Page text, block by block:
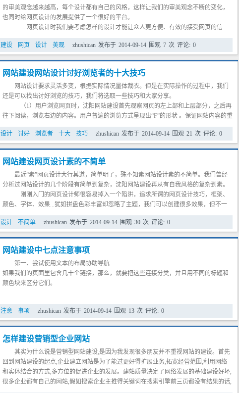
提高用户体验的最佳方案了。
的审美观念越来越高，每个设计都有自己的风格，这样让我们的审美观念不断的变化，
也同时给网页设计的发展提供了一个很好的平台。
网页设计时我们要考虑怎样的设计才能让众人更方便、有效的接受网页的信
息，这也是我们网站建设的目的，我相信大家都非常的认同这一点，这方面的话，我们
就需要在美观入手，沈阳网站建设我们可以制作出清晰整体完美的页面。在人们浏览时
感觉心情愉快，这样接受的效果就比较好。网页设计的审美需求是对平面视觉传达设计
美学的一种继承和延伸，两者的表现形式和目的都有一定的相似性，把传统平面设计中
美的形式规律同现代的网页设计的具体问题相结合，运用一些平面设计中美的基本形式
到网页中，增加网页设计的美感。
建设 网页 设计 美观 zhushican 发布于 2014-09-14 围观 7 次 评论: 0
网站建设网站设计讨好浏览者的十大技巧
网站设计要求灵活多变，根据实际情况量体裁衣。但是在实际操作的过程中，我们
还是可以找出讨好浏览的技巧，我们将选取一些技巧和大家分享。
（1）用户浏览网页时，沈阳网站建设首先观察网页的左上部和上层部分，之后再
往下阅读，浏览右边的内容。用户普遍的浏览方式呈现出“F”的形状 。保证网站内容的重
要要素集中于这些关键区域，以此确保读者的参与。在此放置头条，副题，热点以及重
要文章，这样可以吸引到读者进行阅读。
（2）用数词来代替数字。如果使用数词取代数字的罗列，读者会发现在你的网站
可以很容易地发现真实的资料。要知道，你是写给那些将第一次浏览你的网站的读者，
所以，让他们容易发现他们所需的信息，让他们感兴趣。
设计 讨好 浏览者 十大 技巧 zhushican 发布于 2014-09-14 围观 21 次 评论: 0
网站建设网页设计素的不简单
最近“素”网页设计大行其道，简单明了，殊不知素网站设计素的不简单。我们曾经
分析过网站设计的几个阶段有简单到复杂，沈阳网站建设再从有自我风格的复杂到素。
刚刚入门的网页设计师很容易掉入一个陷阱，追求所谓的网页设计技巧，框架、
颜色、字体、效果...犹如拼盘色彩丰富却忽略了主题，我们可以创建很多效果，但不一
定适合我们所要表达的主题。真正的网页设计高手，可以让网站素出一番境界，听说过
“KISS”法则吗？ “Keep It Simple Silly.”适用于所有的站点。素并不意味着简单，迟钝乏味
并不是素的定义。设计清晰，定位精准，效果明确是一个好的网页设计的必备要素，沈
阳网站建设也是我们的网站设计是否合格的参考准则。
设计 不简单 zhushican 发布于 2014-09-14 围观 30 次 评论: 0
网站建设中七点注意事项
第一、尝试使用文本的布局协助导航
如果我们的页面里包含几十个链接，那么，就要把这些连接分类，并且用不同的标题和
颜色块来区分它们。
第二、不要使用闪烁的文本
闪烁的文本会使用户厌烦，除非是一些及其少见的情况下可以使用闪烁文本。动画文本
也是一样，一定要非常有节制的来使用。
第三、用对比来吸引读者的注意力
通过对比来抓住读者的注意力，我们可以在某段文本的背后使用一种背景色。还可以让
标题在黑色背景下反白，并且用大的粗字体与下面的普通字体形成比例。
第四、在文本周围留出空白以便更容易阅读，布局更优美。
注意 事项 zhushican 发布于 2014-09-14 围观 13 次 评论: 0
怎样建设营销型企业网站
其实为什么说是营销型网站建设,是因为我发现很多朋友并不重视网站的建设。首先
回到网站建设的起点,企业建立网站是为了能过更好得扩展业务,拓宽经营范围,利用网络
和实体结合的方式,多方位的促进企业的发展。建站质量决定了网络发展的基础建设好坏,
很多企业都有自己的网站,假如搜索企业主推得关键词在搜索引擎前三页都没有结果的话,
网上得订单几乎可以归为零,那么咱得网站就想当于白做了。